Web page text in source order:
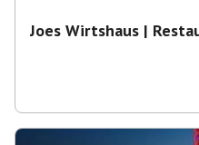
Joes Wirtshaus |